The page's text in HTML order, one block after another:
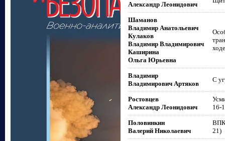
Александр Леонидович
Шаманов
Владимир Анатольевич
Кулаков
Владимир Владимирович
Каширина
Ольга Юрьевна
Владимир
Владимирович Артяков
С
Ростовцев
Александр Леонидович
16-
Половинкин
Валерий Николаевич
21)